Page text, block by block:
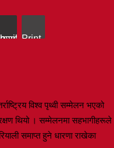
via Email Print
विश्व पृथ्वी सम्मेलन भएको
थियो । सम्मेलनमा सहभागीहरूले
समाप्त हुने धारणा राखेका